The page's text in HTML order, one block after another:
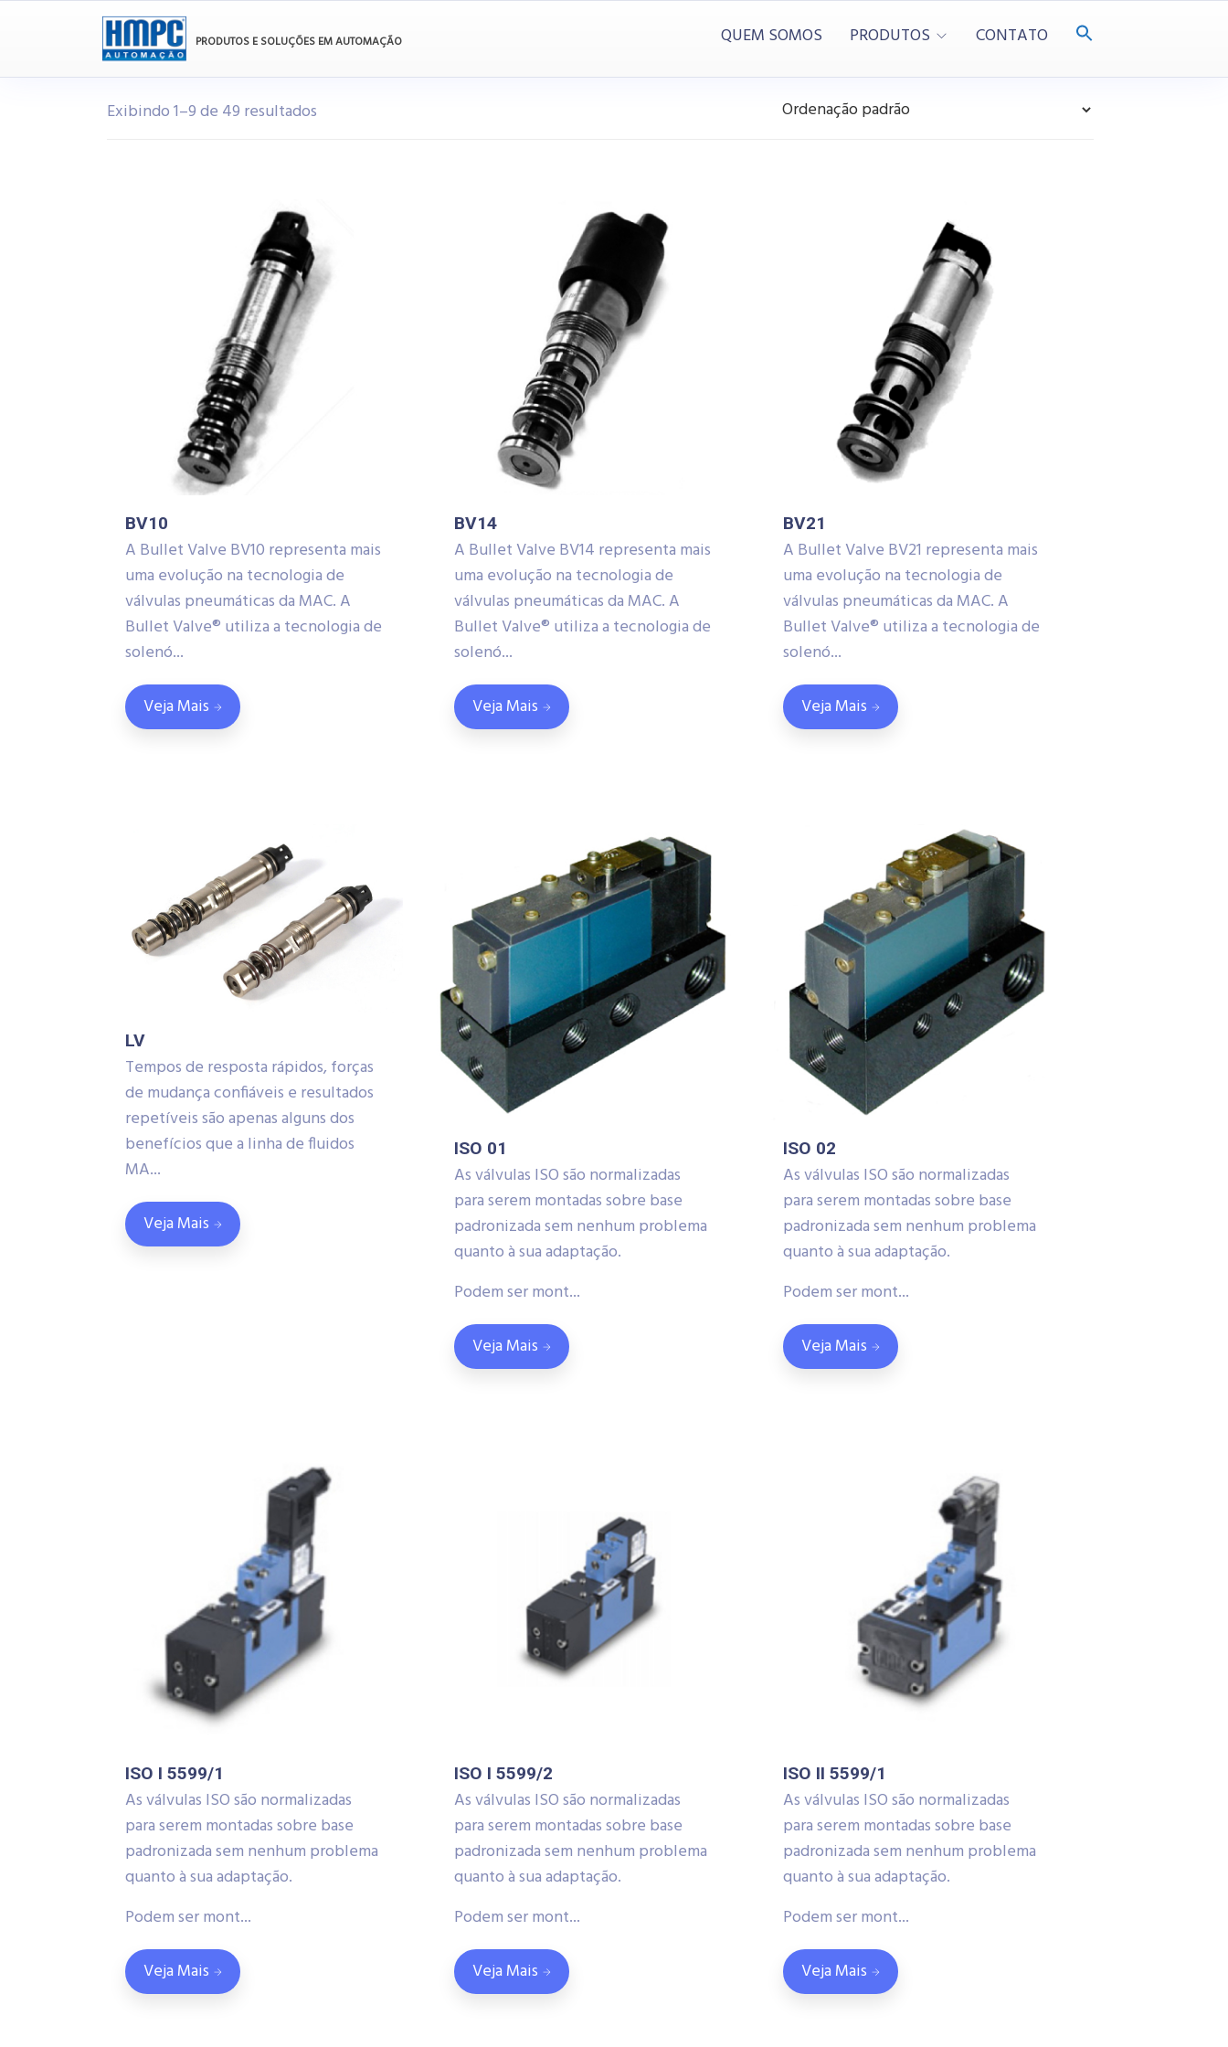
PRODUTOS E SOLUÇÕES EM AUTOMAÇÃO QUEM SOMOS PRODUTOS CONTATO
Exibindo 1–9 de 49 resultados
BV10
A Bullet Valve BV10 representa mais
uma evolução na tecnologia de
válvulas pneumáticas da MAC. A
Bullet Valve® utiliza a tecnologia de
solenó...
Veja Mais
BV14
A Bullet Valve BV14 representa mais
uma evolução na tecnologia de
válvulas pneumáticas da MAC. A
Bullet Valve® utiliza a tecnologia de
solenó...
Veja Mais
BV21
A Bullet Valve BV21 representa mais
uma evolução na tecnologia de
válvulas pneumáticas da MAC. A
Bullet Valve® utiliza a tecnologia de
solenó...
Veja Mais
LV
Tempos de resposta rápidos, forças
de mudança confiáveis ​​e resultados
repetíveis são apenas alguns dos
benefícios que a linha de fluidos
MA...
Veja Mais
ISO 01
As válvulas ISO são normalizadas
para serem montadas sobre base
padronizada sem nenhum problema
quanto à sua adaptação.
Podem ser mont...
Veja Mais
ISO 02
As válvulas ISO são normalizadas
para serem montadas sobre base
padronizada sem nenhum problema
quanto à sua adaptação.
Podem ser mont...
Veja Mais
ISO I 5599/1
As válvulas ISO são normalizadas
para serem montadas sobre base
padronizada sem nenhum problema
quanto à sua adaptação.
Podem ser mont...
Veja Mais
ISO I 5599/2
As válvulas ISO são normalizadas
para serem montadas sobre base
padronizada sem nenhum problema
quanto à sua adaptação.
Podem ser mont...
Veja Mais
ISO II 5599/1
As válvulas ISO são normalizadas
para serem montadas sobre base
padronizada sem nenhum problema
quanto à sua adaptação.
Podem ser mont...
Veja Mais